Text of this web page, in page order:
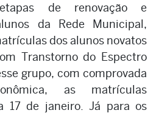
de renovação e
da Rede Municipal,
dos alunos novatos
Transtorno do Espectro
grupo, com comprovada
as matrículas
17 de janeiro. Já para os